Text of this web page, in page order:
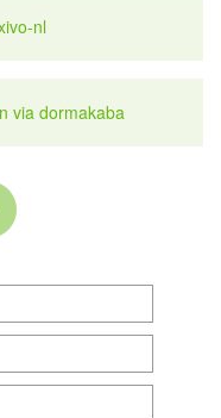
nl
via dormakaba